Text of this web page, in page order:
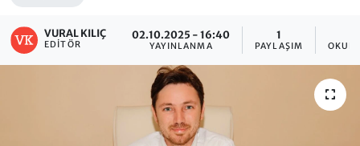
VURAL KILIÇ
EDITÖR
02.10.2025 - 16:40
YAYINLANMA
1
PAYLAŞIM